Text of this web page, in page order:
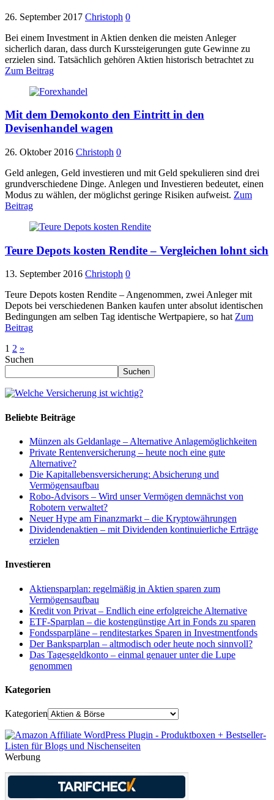
26. September 2017 Christoph 0
Bei einem Investment in Aktien denken die meisten Anleger
sicherlich daran, dass durch Kurssteigerungen gute Gewinne zu
erzielen sind. Tatsächlich gehören Aktien historisch betrachtet zu
Zum Beitrag
Mit dem Demokonto den Eintritt in den
Devisenhandel wagen
26. Oktober 2016 Christoph 0
Geld anlegen, Geld investieren und mit Geld spekulieren sind drei
grundverschiedene Dinge. Anlegen und Investieren bedeutet, einen
Modus zu wählen, der möglichst geringe Risiken aufweist. Zum
Beitrag
Teure Depots kosten Rendite – Vergleichen lohnt sich
13. September 2016 Christoph 0
Teure Depots kosten Rendite – Angenommen, zwei Anleger mit
Depots bei verschiedenen Banken kaufen unter absolut identischen
Bedingungen am selben Tag identische Wertpapiere, so hatZum
Beitrag
1 2 »
Suchen
Suchen
Beliebte Beiträge
Münzen als Geldanlage – Alternative Anlagemöglichkeiten
Private Rentenversicherung – heute noch eine gute
Alternative?
Die Kapitallebensversicherung: Absicherung und
Vermögensaufbau
Robo-Advisors – Wird unser Vermögen demnächst von
Robotern verwaltet?
Neuer Hype am Finanzmarkt – die Kryptowährungen
Dividendenaktien – mit Dividenden kontinuierliche Erträge
erzielen
Investieren
Aktiensparplan: regelmäßig in Aktien sparen zum
Vermögensaufbau
Kredit von Privat – Endlich eine erfolgreiche Alternative
ETF-Sparplan – die kostengünstige Art in Fonds zu sparen
Fondssparpläne – renditestarkes Sparen in Investmentfonds
Der Banksparplan – altmodisch oder heute noch sinnvoll?
Das Tagesgeldkonto – einmal genauer unter die Lupe
genommen
Kategorien
Kategorien
Werbung